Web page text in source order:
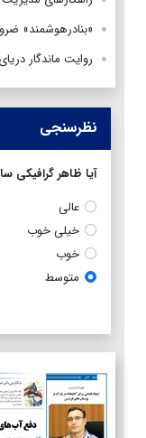
«بنادرهوشمند»
روایت ماندگار
نظرسنجی
آیا ظاهر
عالی
خیلی خوب
خوب
متوسط